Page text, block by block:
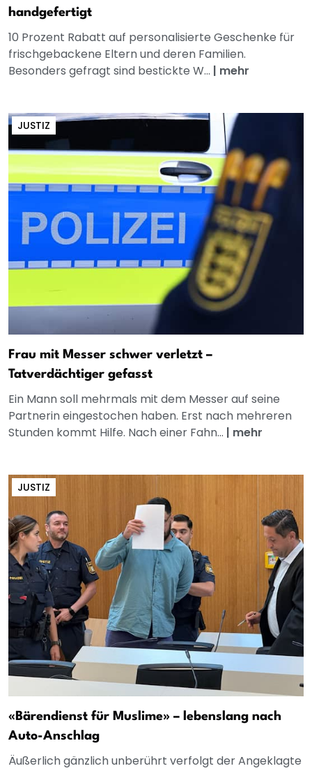
handgefertigt
10 Prozent Rabatt auf personalisierte Geschenke für
frischgebackene Eltern und deren Familien.
Besonders gefragt sind bestickte W... | mehr
JUSTIZ
Frau mit Messer schwer verletzt –
Tatverdächtiger gefasst
Ein Mann soll mehrmals mit dem Messer auf seine
Partnerin eingestochen haben. Erst nach mehreren
Stunden kommt Hilfe. Nach einer Fahn... | mehr
JUSTIZ
«Bärendienst für Muslime» – lebenslang nach
Auto-Anschlag
Äußerlich gänzlich unberührt verfolgt der Angeklagte